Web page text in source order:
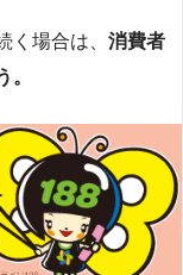
く場合は、 消費者
。